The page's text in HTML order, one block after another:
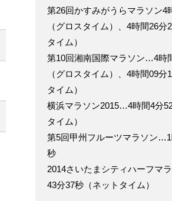
第26回かすみがうらマラソン4
（グロスタイム）、4時間26分
タイム）
第10回湘南国際マラソン…4時
（グロスタイム）、4時間09分
タイム）
横浜マラソン2015…4時間4分
タイム）
第5回甲州フルーツマラソン
秒
2014さいたまシティハーフマ
43分37秒（ネットタイム）